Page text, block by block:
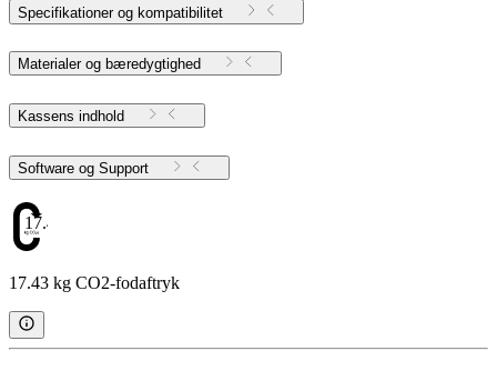
Specifikationer og kompatibilitet
Materialer og bæredygtighed
Kassens indhold
Software og Support
17.43
17.43 kg CO2-fodaftryk